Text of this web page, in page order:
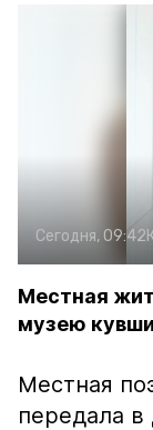
Сегодня, 09:42
Местная
музею
Местная
передала